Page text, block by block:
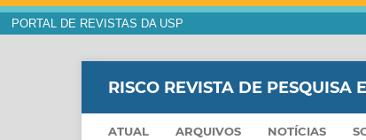
PORTAL DE REVISTAS DA USP
RISCO REVISTA DE
ATUAL ARQUIVOS NOTÍCIAS